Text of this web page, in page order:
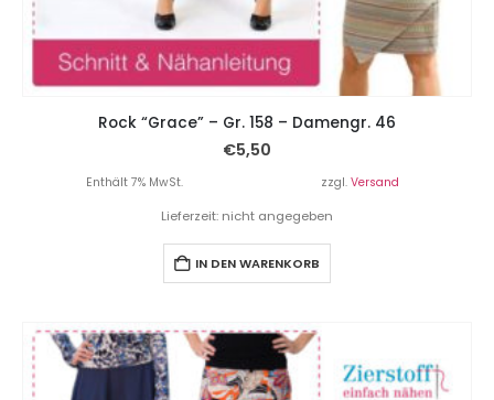
Rock “Grace” – Gr. 158 – Damengr. 46
€5,50
Enthält 7% MwSt. zzgl. Versand
Lieferzeit: nicht angegeben
IN DEN WARENKORB